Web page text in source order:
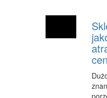
ZAJĘCIA